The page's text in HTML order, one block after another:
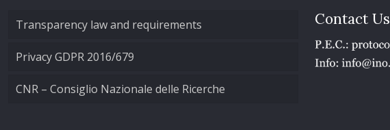
Transparency law and requirements
Privacy GDPR 2016/679
CNR – Consiglio Nazionale delle Ricerche
Contact Us